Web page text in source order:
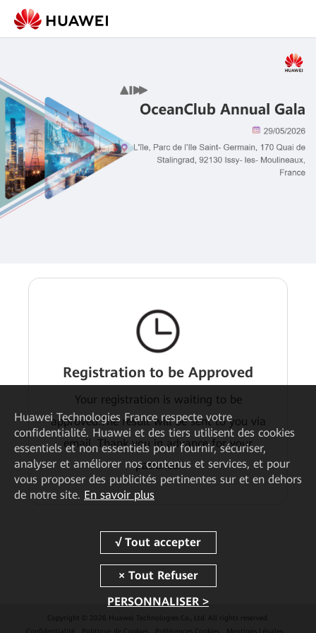
Registration to be Approved
Your registration is waiting to be
approved.The result will be sent to you via
email. Thank you in advance for your
patience.
Copyright © 2026 Huawei Technologies Co., Ltd. All rights reserved.
Confidentialité
Politique de Cookies Préférences Cookies Mentions Légales
Huawei Technologies Francerespecte votre
confidentialité. Huawei et des tiers utilisent des cookies
essentiels et non essentiels pour fournir, sécuriser,
analyser et améliorer nos contenus et services, et pour
vous proposer des publicités pertinentes sur et en dehors
de notre site. En savoir plus
PERSONNALISER >